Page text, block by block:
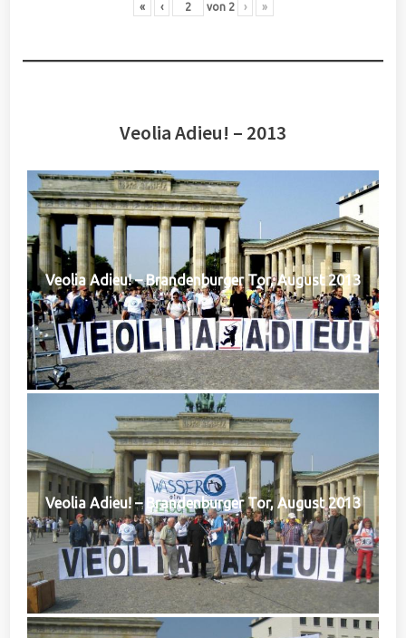
« ‹ von 2 › »
Veolia Adieu! – 2013
Veolia Adieu! – Brandenburger Tor, August 2013
Veolia Adieu! – Brandenburger Tor, August 2013